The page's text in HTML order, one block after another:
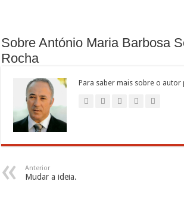
Sobre António Maria Barbosa
Rocha
Para saber mais sobre o autor
Anterior
Mudar a ideia.